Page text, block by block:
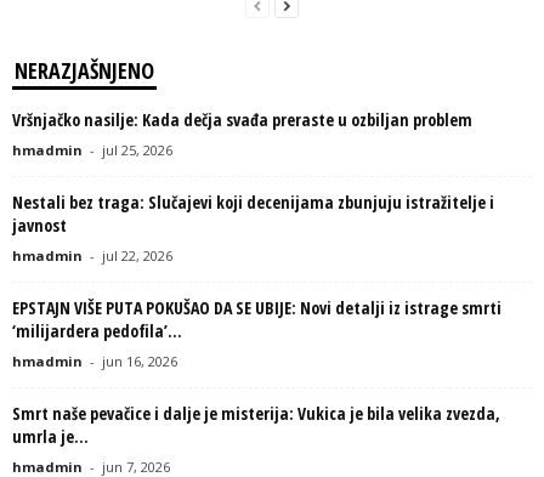
NERAZJAŠNJENO
Vršnjačko nasilje: Kada dečja svađa preraste u ozbiljan problem
hmadmin - jul 25, 2026
Nestali bez traga: Slučajevi koji decenijama zbunjuju istražitelje i
javnost
hmadmin - jul 22, 2026
EPSTAJN VIŠE PUTA POKUŠAO DA SE UBIJE: Novi detalji iz istrage smrti
‘milijardera pedofila’...
hmadmin - jun 16, 2026
Smrt naše pevačice i dalje je misterija: Vukica je bila velika zvezda,
umrla je...
hmadmin - jun 7, 2026